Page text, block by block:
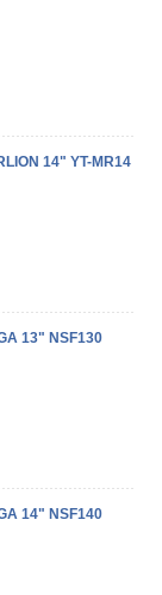
14" YT-MR14
13" NSF130
14" NSF140